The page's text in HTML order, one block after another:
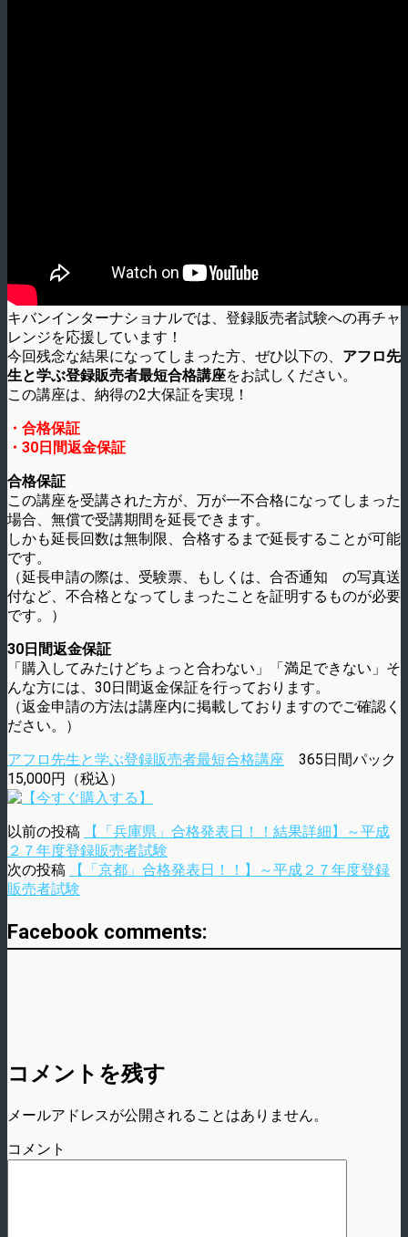
キバンインターナショナルでは、登録販売者試験への再チャ
レンジを応援しています！
今回残念な結果になってしまった方、ぜひ以下の、 アフロ先
生と学ぶ登録販売者最短合格講座をお試しください。
この講座は、納得の2大保証を実現！
・合格保証
・30日間返金保証
合格保証
この講座を受講された方が、万が一不合格になってしまった
場合、無償で受講期間を延長できます。
しかも延長回数は無制限、合格するまで延長することが可能
です。
（延長申請の際は、受験票、もしくは、合否通知 の写真送
付など、不合格となってしまったことを証明するものが必要
です。）
30日間返金保証
「購入してみたけどちょっと合わない」「満足できない」そ
んな方には、30日間返金保証を行っております。
（返金申請の方法は講座内に掲載しておりますのでご確認く
ださい。）
アフロ先生と学ぶ登録販売者最短合格講座 365日間パック
15,000円（税込）
以前の投稿
【「兵庫県」合格発表日！！結果詳細】～平成
２７年度登録販売者試験
次の投稿
【「京都」合格発表日！！】～平成２７年度登録
販売者試験
Facebook comments:
コメントを残す
メールアドレスが公開されることはありません。
コメント